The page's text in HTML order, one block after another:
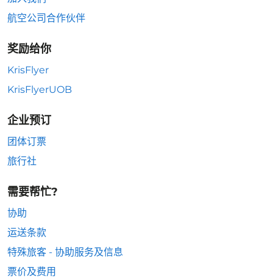
航空公司合作伙伴
奖励给你
KrisFlyer
KrisFlyerUOB
企业预订
团体订票
旅行社
需要帮忙?
协助
运送条款
特殊旅客 - 协助服务及信息
票价及费用